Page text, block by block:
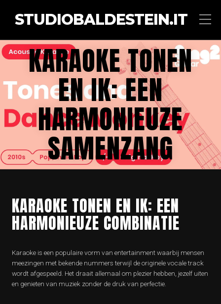
STUDIOBALDESTEIN.IT
KARAOKE TONEN
EN IK: EEN
HARMONIEUZE
SAMENZANG
KARAOKE TONEN EN IK: EEN
HARMONIEUZE COMBINATIE
Karaoke is een populaire vorm van entertainment waarbij mensen
meezingen met bekende nummers terwijl de originele vocale track
wordt afgespeeld. Het draait allemaal om plezier hebben, jezelf uiten
en genieten van muziek zonder de druk van perfectie.